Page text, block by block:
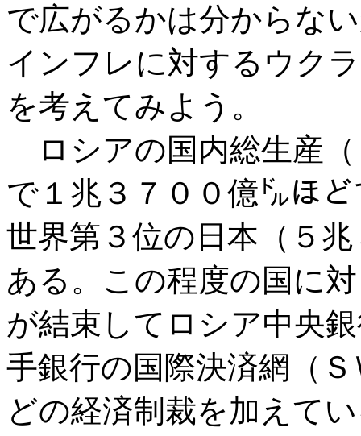
で広がるかは分からな
インフレに対するウク
を考えてみよう。
ロシアの国内総生産（
で１兆３７００億㌦ほ
世界第３位の日本（５
ある。この程度の国に
が結束してロシア中央
手銀行の国際決済網（
どの経済制裁を加えて